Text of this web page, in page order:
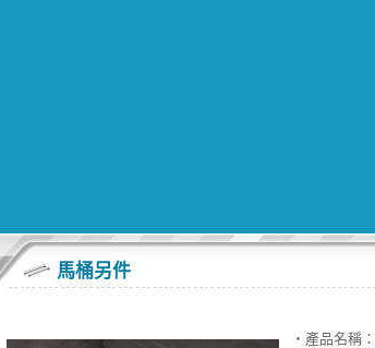
馬桶另件
‧產品名稱：